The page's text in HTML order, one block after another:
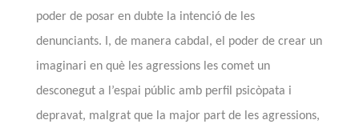
poder de posar en dubte la intenció de les
denunciants. I, de manera cabdal, el poder de crear un
imaginari en què les agressions les comet un
desconegut a l’espai públic amb perfil psicòpata i
depravat, malgrat que la major part de les agressions,